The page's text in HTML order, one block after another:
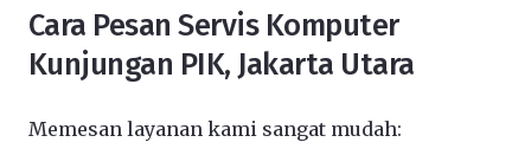
Cara Pesan Servis Komputer
Kunjungan PIK, Jakarta Utara
Memesan layanan kami sangat mudah: